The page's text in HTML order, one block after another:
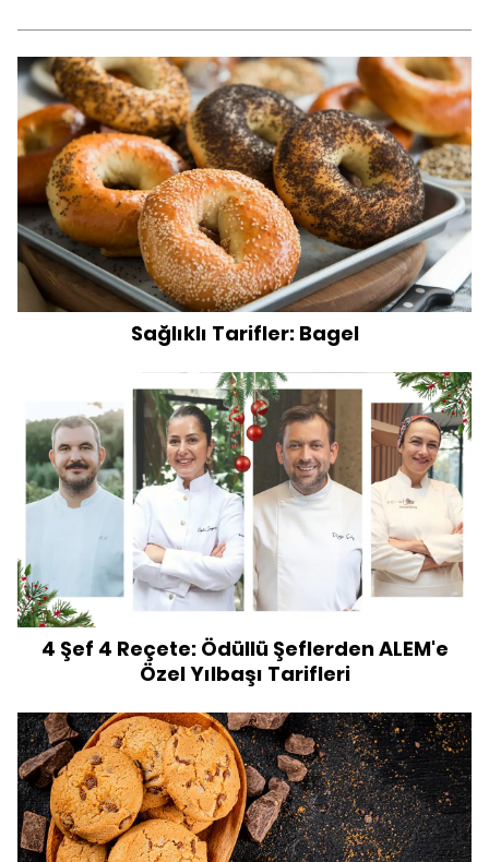
Sağlıklı Tarifler: Bagel
4 Şef 4 Reçete: Ödüllü Şeflerden ALEM'e
Özel Yılbaşı Tarifleri